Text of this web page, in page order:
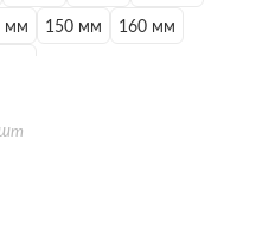
мм 150 мм
160 мм
шт